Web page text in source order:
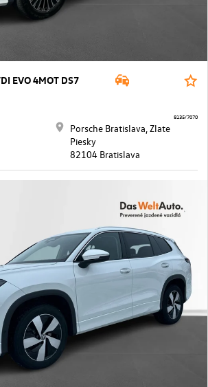
EVO 4MOT DS7
Porsche Bratislava, Zlate
Piesky
82104 Bratislava
8135/7070